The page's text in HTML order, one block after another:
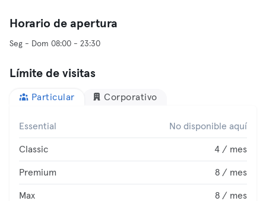
Horario de apertura
Seg - Dom 08:00 - 23:30
Límite de visitas
Particular Corporativo
Essential No disponible aquí
Classic 4 / mes
Premium 8 / mes
Max 8 / mes